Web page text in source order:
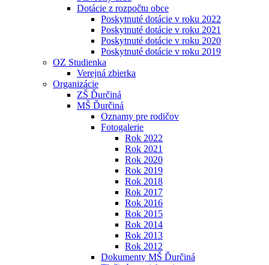
Dotácie z rozpočtu obce
Poskytnuté dotácie v roku 2022
Poskytnuté dotácie v roku 2021
Poskytnuté dotácie v roku 2020
Poskytnuté dotácie v roku 2019
OZ Studienka
Verejná zbierka
Organizácie
ZŠ Ďurčiná
MŠ Ďurčiná
Oznamy pre rodičov
Fotogalerie
Rok 2022
Rok 2021
Rok 2020
Rok 2019
Rok 2018
Rok 2017
Rok 2016
Rok 2015
Rok 2014
Rok 2013
Rok 2012
Dokumenty MŠ Ďurčiná